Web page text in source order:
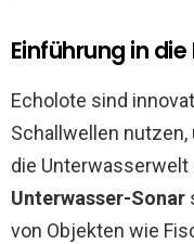
Einführung in
Echolote sind
Schallwellen
die
Unterwasser-Sonar
von Objekten wie